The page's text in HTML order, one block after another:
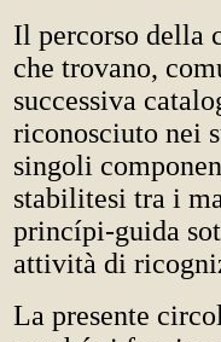
Il percorso della
che trovano,
successiva
riconosciuto nei
singoli
stabilitesi tra i
princípi-guida
attività di
La presente